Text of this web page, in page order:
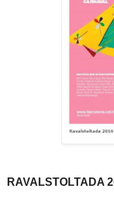
RAVALSTOLTADA